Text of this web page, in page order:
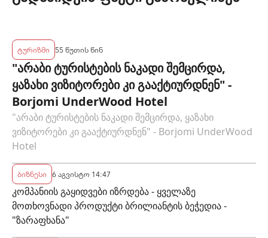
ტურიზმი 55 წუთის წინ
"არაბი ტურისტების ნაკადი შემცირდა,
ყაზახი ვიზიტორები კი გააქტიურდნენ" -
Borjomi UnderWood Hotel
"არაბი ტურისტების ნაკადი შემცირდა, ყაზახი
ვიზიტორები კი გააქტიურდნენ" - Borjomi UnderWood
Hotel
ბიზნესი 6 აგვისტო 14:47
კომპანიის გაყიდვები იზრდება - ყველაზე
მოთხოვნადი პროდუქტი ბრილიანტის ბეჭედია -
"ზარაფხანა"